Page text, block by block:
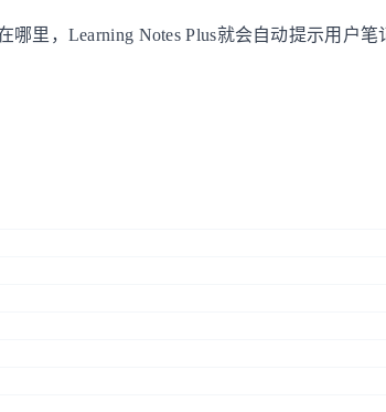
里，Learning Notes Plus就会自动提示用户笔